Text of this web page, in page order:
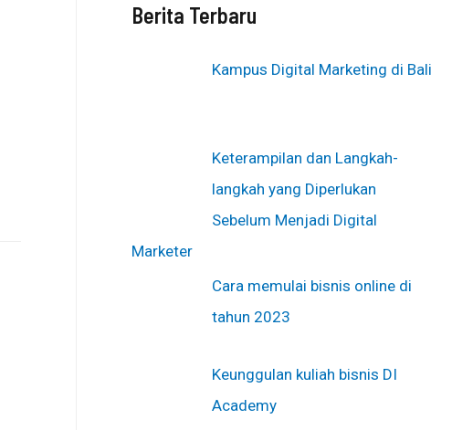
Berita Terbaru
Kampus Digital Marketing di Bali
Keterampilan dan Langkah-
langkah yang Diperlukan
Sebelum Menjadi Digital
Marketer
Cara memulai bisnis online di
tahun 2023
Keunggulan kuliah bisnis DI
Academy